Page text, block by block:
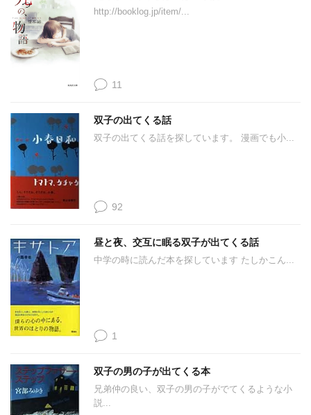
http://booklog.jp/item/...
11
双子の出てくる話
双子の出てくる話を探しています。 漫画でも小...
92
昼と夜、交互に眠る双子が出てくる話
中学の時に読んだ本を探しています たしかこん...
1
双子の男の子が出てくる本
兄弟仲の良い、双子の男の子がでてくるような小
説...